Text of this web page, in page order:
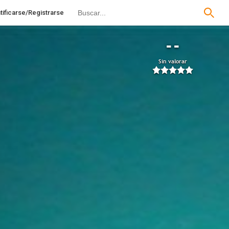
Registrarse
--
Sin valorar